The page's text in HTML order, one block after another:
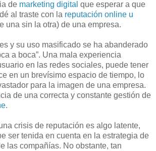
de marketing digital que esperar a que
al traste con la reputación online u
una sin la otra) de una empresa.
y su uso masificado se ha abanderado
a boca”. Una mala experiencia
en las redes sociales, puede tener
en un brevísimo espacio de tiempo, lo
para la imagen de una empresa.
de una correcta y constante gestión de
.
crisis de reputación es algo latente,
ser tenida en cuenta en la estrategia de
las compañías. No obstante, tan